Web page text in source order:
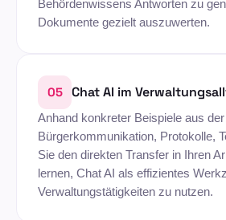
Behördenwissens Antworten zu
Dokumente gezielt auszuwerten.
05 Chat AI im
Anhand konkreter Beispiele aus
Bürgerkommunikation, Protokolle,
Sie den direkten Transfer in Ihren
lernen, Chat AI als effizientes
Verwaltungstätigkeiten zu nutzen.